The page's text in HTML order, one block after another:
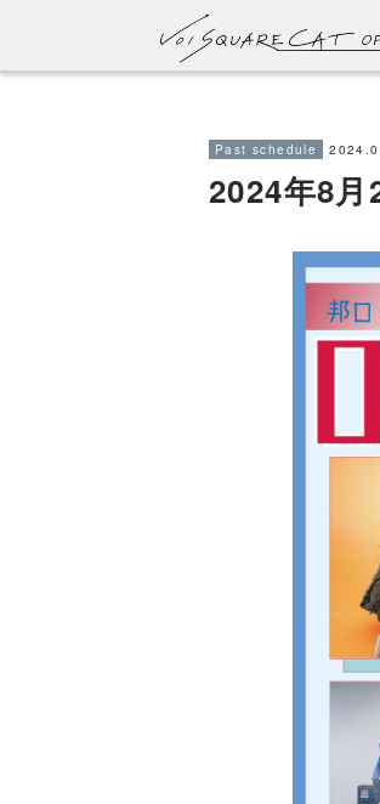
Past schedule
2024年8